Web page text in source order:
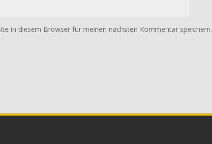
in diesem Browser für meinen nächsten Kommentar speichern.